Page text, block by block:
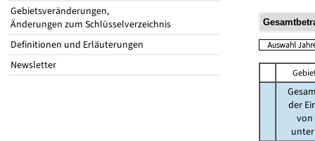
Gebietsveränderungen,
Änderungen zum Schlüsselverzeichnis
Definitionen und Erläuterungen
Newsletter
der
von
unter